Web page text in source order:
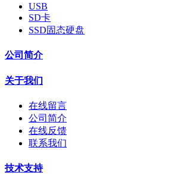
USB
SD卡
SSD固态硬盘
公司简介
关于我们
在线留言
公司简介
在线反馈
联系我们
技术支持